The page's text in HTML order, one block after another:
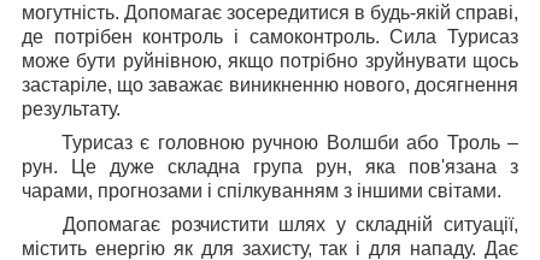
могутність. Допомагає зосередитися в будь-якій справі,
де потрібен контроль і самоконтроль. Сила Турисаз
може бути руйнівною, якщо потрібно зруйнувати щось
застаріле, що заважає виникненню нового, досягнення
результату.
Турисаз є головною ручною Волшби або Троль –
рун. Це дуже складна група рун, яка пов'язана з
чарами, прогнозами і спілкуванням з іншими світами.
Допомагає розчистити шлях у складній ситуації,
містить енергію як для захисту, так і для нападу. Дає